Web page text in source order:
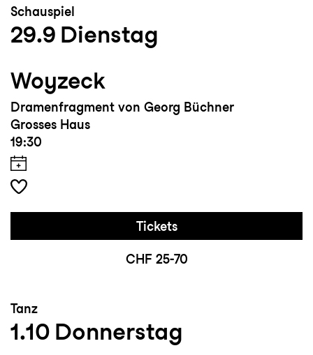
Schauspiel
29.9 Dienstag
Woyzeck
Dramenfragment von Georg Büchner
Grosses Haus
19:30
Tickets
CHF 25-70
Tanz
1.10 Donnerstag